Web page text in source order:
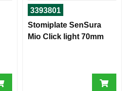
3393801
Stomiplate SenSura
Mio Click light 70mm